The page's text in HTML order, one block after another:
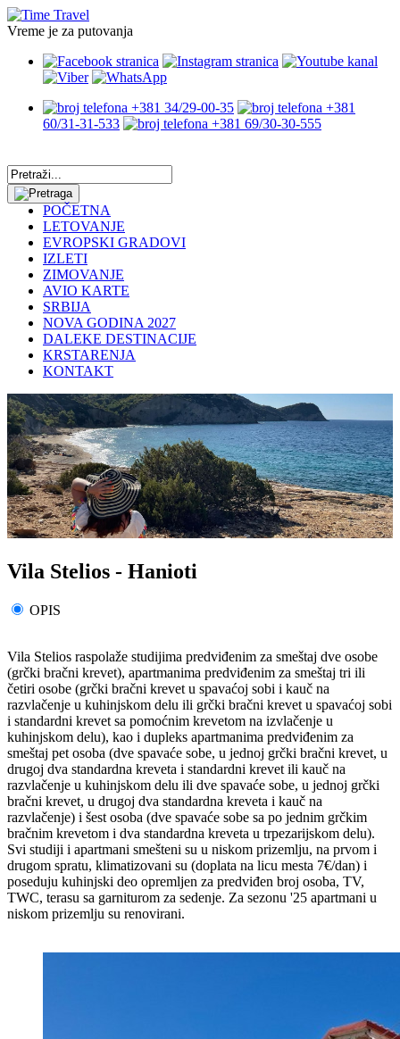
Vreme je za putovanja
+381 34/29-00-35
+381
60/31-31-533
+381 69/30-30-555
POČETNA
LETOVANJE
EVROPSKI GRADOVI
IZLETI
ZIMOVANJE
AVIO KARTE
SRBIJA
NOVA GODINA 2027
DALEKE DESTINACIJE
KRSTARENJA
KONTAKT
Vila Stelios - Hanioti
OPIS
Vila Stelios raspolaže studijima predviđenim za smeštaj dve osobe
(grčki bračni krevet), apartmanima predviđenim za smeštaj tri ili
četiri osobe (grčki bračni krevet u spavaćoj sobi i kauč na
razvlačenje u kuhinjskom delu ili grčki bračni krevet u spavaćoj sobi
i standardni krevet sa pomoćnim krevetom na izvlačenje u
kuhinjskom delu), kao i dupleks apartmanima predviđenim za
smeštaj pet osoba (dve spavaće sobe, u jednoj grčki bračni krevet, u
drugoj dva standardna kreveta i standardni krevet ili kauč na
razvlačenje u kuhinjskom delu ili dve spavaće sobe, u jednoj grčki
bračni krevet, u drugoj dva standardna kreveta i kauč na
razvlačenje) i šest osoba (dve spavaće sobe sa po jednim grčkim
bračnim krevetom i dva standardna kreveta u trpezarijskom delu).
Svi studiji i apartmani smešteni su u niskom prizemlju, na prvom i
drugom spratu, klimatizovani su (doplata na licu mesta 7€/dan) i
poseduju kuhinjski deo opremljen za predviđen broj osoba, TV,
TWC, terasu sa garniturom za sedenje. Za sezonu '25 apartmani u
niskom prizemlju su renovirani.